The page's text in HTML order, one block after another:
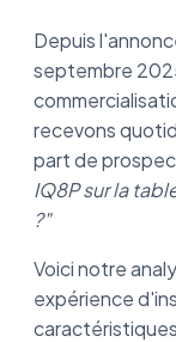
Depuis
septembre
recevons
part de
IQ8P sur la
?"
Voici notre
expérience